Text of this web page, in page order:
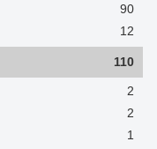
90
12
110
2
2
1